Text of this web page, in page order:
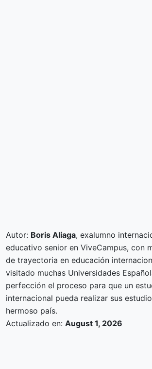
Autor: Boris Aliaga, exalumno
educativo senior en ViveCampus, con
de trayectoria en educación
visitado muchas Universidades
perfección el proceso para que un
internacional pueda realizar sus
hermoso país.
Actualizado en: August 1, 2026